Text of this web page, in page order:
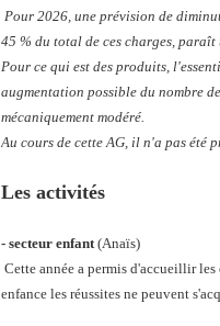
Pour 2026, une prévision de
45 % du total de ces charges,
Pour ce qui est des produits,
augmentation possible du nombre
mécaniquement modéré.
Au cours de cette AG, il n'a pas été
Les activités
- secteur enfant (Anaïs)
Cette année a permis d'accueillir
enfance les réussites ne peuvent